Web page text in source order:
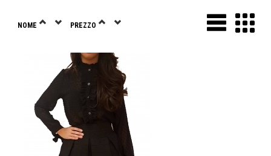
NOME PREZZO